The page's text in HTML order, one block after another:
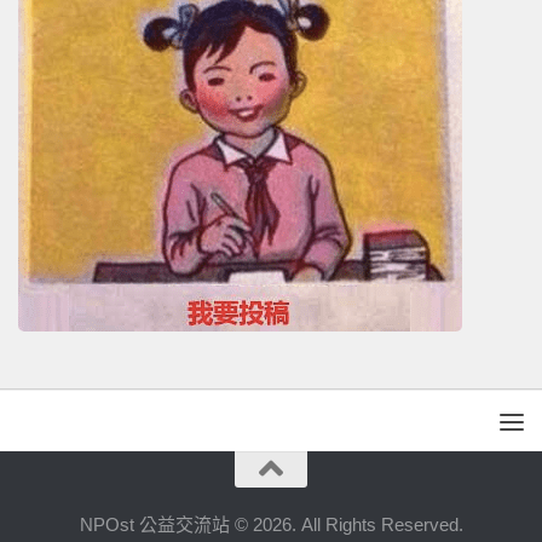
NPOst 公益交流站 © 2026. All Rights Reserved.